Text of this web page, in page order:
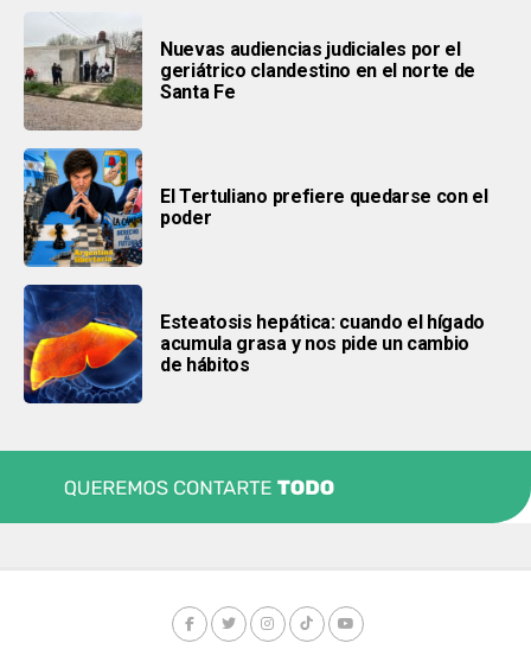
Nuevas audiencias judiciales por el
geriátrico clandestino en el norte de
Santa Fe
El Tertuliano prefiere quedarse con el
poder
Esteatosis hepática: cuando el hígado
acumula grasa y nos pide un cambio
de hábitos